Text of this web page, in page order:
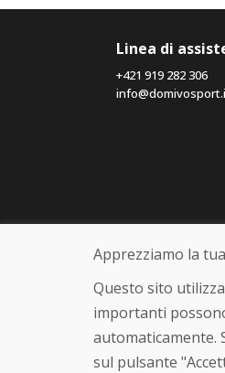
Linea di
+421 919 282 306
Apprezziamo la
Questo sito
importanti
automaticamente.
sul pulsante